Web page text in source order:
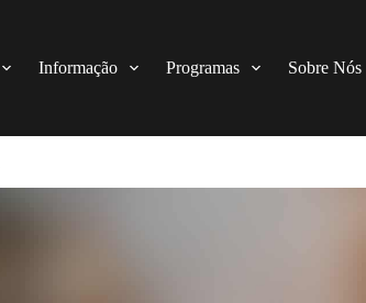
Informação Programas Sobre Nós